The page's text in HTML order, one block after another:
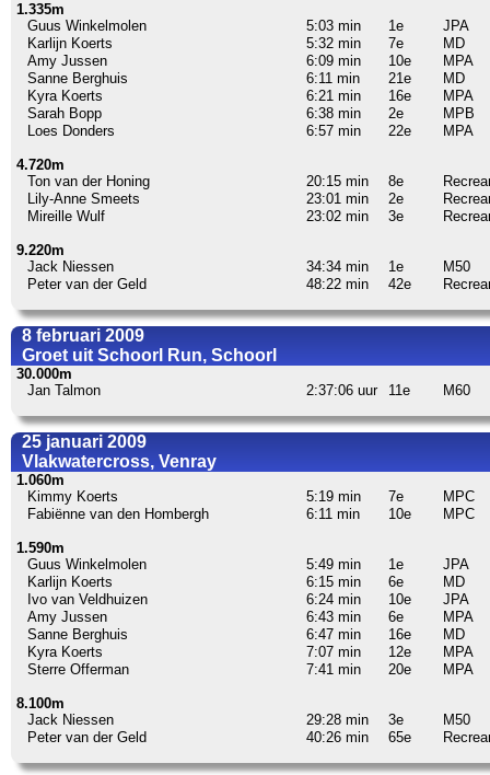
1.335m
Guus Winkelmolen
5:03 min 1e
JPA
Karlijn Koerts
5:32 min 7e
MD
Amy Jussen
6:09 min 10e
MPA
Sanne Berghuis
6:11 min 21e
MD
Kyra Koerts
6:21 min 16e
MPA
Sarah Bopp
6:38 min 2e
MPB
Loes Donders
6:57 min 22e MPA
4.720m
Ton van der Honing
20:15 min 8e
Lily-Anne Smeets
23:01 min 2e
Mireille Wulf
23:02 min 3e
9.220m
Jack Niessen
34:34 min 1e
M50
Peter van der Geld
48:22 min 42e
8 februari 2009
Groet uit Schoorl Run, Schoorl
30.000m
Jan Talmon
2:37:06 uur 11e M60
25 januari 2009
Vlakwatercross, Venray
1.060m
Kimmy Koerts
5:19 min 7e
MPC
Fabiënne van den Hombergh
6:11 min 10e MPC
1.590m
Guus Winkelmolen
5:49 min 1e
JPA
Karlijn Koerts
6:15 min 6e
MD
Ivo van Veldhuizen
6:24 min 10e
JPA
Amy Jussen
6:43 min 6e
MPA
Sanne Berghuis
6:47 min 16e
MD
Kyra Koerts
7:07 min 12e
MPA
Sterre Offerman
7:41 min 20e MPA
8.100m
Jack Niessen
29:28 min 3e
M50
Peter van der Geld
40:26 min 65e